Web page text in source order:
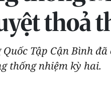
thoả
Tập Cận Bình
thống nhiệm kỳ hai.